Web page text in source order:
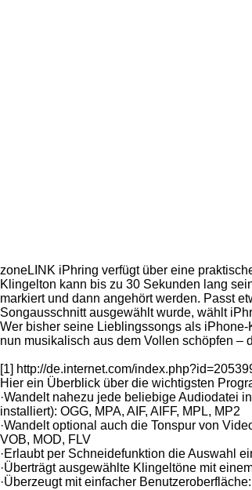
zoneLINK iPhring verfügt über eine
Klingelton kann bis zu 30 Sekunden lang
markiert und dann angehört werden. Passt
Songausschnitt ausgewählt wurde, wählt
Wer bisher seine Lieblingssongs als
nun musikalisch aus dem Vollen schöpfen –
[1] http://de.internet.com/
Hier ein Überblick über die wichtigsten
·Wandelt nahezu jede beliebige Audiodatei
installiert): OGG, MPA, AIF, AIFF, MPL, MP2
·Wandelt optional auch die Tonspur von
VOB, MOD, FLV
·Erlaubt per Schneidefunktion die Auswahl
·Überträgt ausgewählte Klingeltöne mit
·Überzeugt mit einfacher